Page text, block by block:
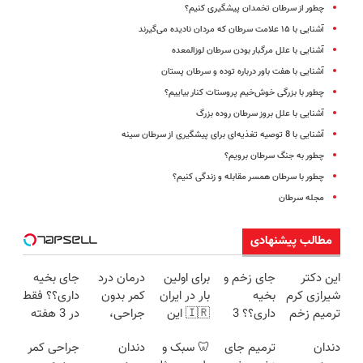
چطور از سرطان تخمدان پیشگیری کنیم؟
آشنایی با ۱۵ علامت سرطان که مردان نادیده می‌گیرند
آشنایی با علل مرگبار بودن سرطان لوزالمعده
آشنایی با هفت باور درباره توده و سرطان پستان
چطور با بزرگی خوش‌خیم پروستات کنار بیاییم؟
آشنایی با علل بروز سرطان روده بزرگ
آشنایی با 8 توصیه تغذیه‌ای برای پیشگیری از سرطان سینه
چطور به جنگ سرطان برویم؟
چطور با سرطان همسر مقابله و زندگی کنیم؟
مجله سرطان
مطالب پیشنهادی
این دکتر
شیرازی کرم
ترمیم زخم
ساخت!!!
جای زخم و
بخیه
داری؟؟ 3
محوش کن!
برای اولین
بار در ایران
🇮🇷 این
ترمیم کننده
درمان درد
کمر بدون
جراحی،
پرسش‌نامه
جای بخیه
داری؟؟ فقط
در 3 هفته
کن!😍
دندان
ترمیم جای
🦷 سبک و
دندان
جراحی کمر